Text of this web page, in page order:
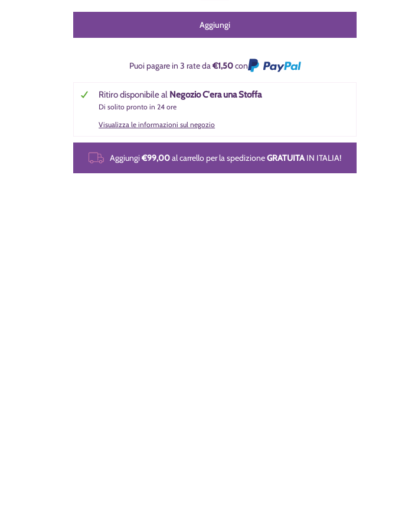
Aggiungi
Puoi pagare in 3 rate da€1,50con
Ritiro disponibile al Negozio C'era una Stoffa
Di solito pronto in 24 ore
Visualizza le informazioni sul negozio
Aggiungi€99,00al carrello per la spedizioneGRATUITA IN ITALIA!